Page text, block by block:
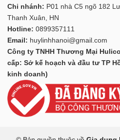
Chi nhánh: P01 nhà C5 ngõ 182
Thanh Xuân, HN
Hotline: 0899357111
Email: huylinhhanoi@gmail.com
Công ty TNHH Thương Mại
cấp: Sở kế hoạch và đầu tư TP
kinh doanh)